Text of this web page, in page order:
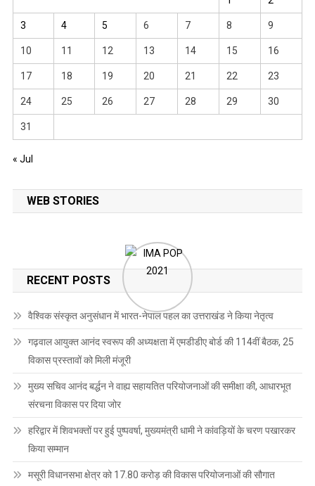
3 4 5 6 7 8 9
10 11 12 13 14 15 16
17 18 19 20 21 22 23
24 25 26 27 28 29 30
31
« Jul
WEB STORIES
RECENT POSTS
वैश्विक संस्कृत अनुसंधान में भारत-नेपाल पहल का उत्तराखंड ने किया नेतृत्व
गढ़वाल आयुक्त आनंद स्वरूप की अध्यक्षता में एमडीडीए बोर्ड की 114वीं बैठक, 25
विकास प्रस्तावों को मिली मंजूरी
मुख्य सचिव आनंद बर्द्धन ने वाह्य सहायतित परियोजनाओं की समीक्षा की, आधारभूत
संरचना विकास पर दिया जोर
हरिद्वार में शिवभक्तों पर हुई पुष्पवर्षा, मुख्यमंत्री धामी ने कांवड़ियों के चरण पखारकर
किया सम्मान
मसूरी विधानसभा क्षेत्र को 17.80 करोड़ की विकास परियोजनाओं की सौगात